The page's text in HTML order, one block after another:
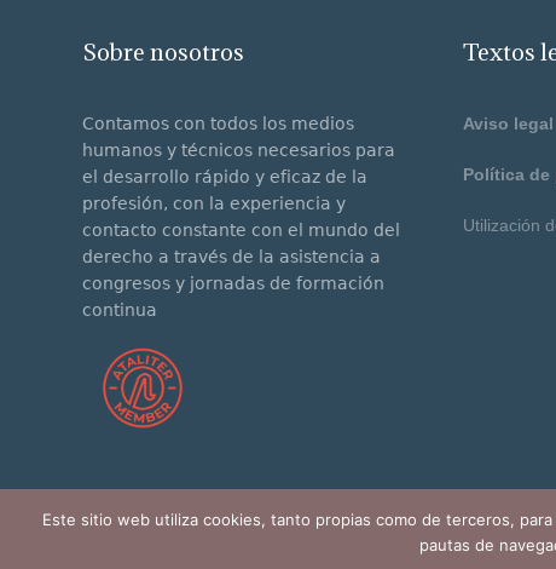
Sobre nosotros
Contamos con todos los medios
humanos y técnicos necesarios para
el desarrollo rápido y eficaz de la
profesión, con la experiencia y
contacto constante con el mundo del
derecho a través de la asistencia a
congresos y jornadas de formación
continua
Textos
Aviso legal
Política de
Utilización
Este sitio web utiliza cookies, tanto propias como de terceros,
pautas de